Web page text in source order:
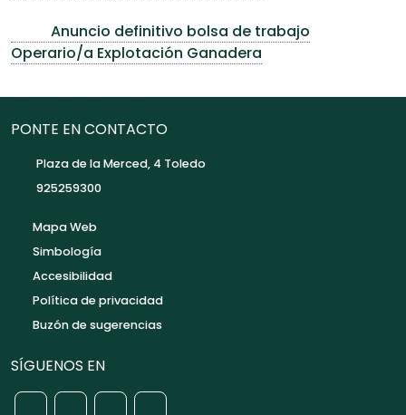
Anuncio definitivo bolsa de trabajo
Operario/a Explotación Ganadera
PONTE EN CONTACTO
Plaza de la Merced, 4 Toledo
925259300
Mapa Web
Simbología
Accesibilidad
Política de privacidad
Buzón de sugerencias
SÍGUENOS EN